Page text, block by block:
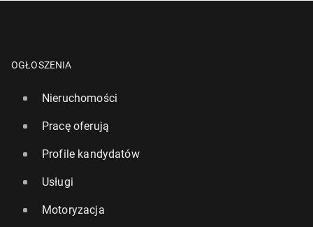
OGŁOSZENIA
Nieruchomości
Pracę oferują
Profile kandydatów
Usługi
Motoryzacja